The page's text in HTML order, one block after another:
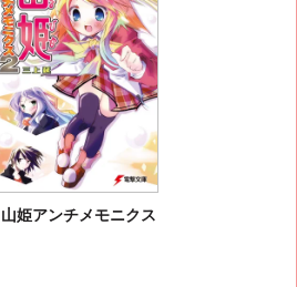
山姫アンチメモニクス